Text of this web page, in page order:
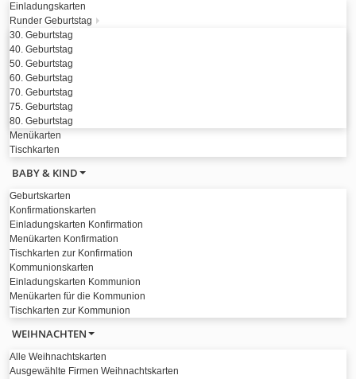
Einladungskarten
Runder Geburtstag
30. Geburtstag
40. Geburtstag
50. Geburtstag
60. Geburtstag
70. Geburtstag
75. Geburtstag
80. Geburtstag
Menükarten
Tischkarten
BABY & KIND
Geburtskarten
Konfirmationskarten
Einladungskarten Konfirmation
Menükarten Konfirmation
Tischkarten zur Konfirmation
Kommunionskarten
Einladungskarten Kommunion
Menükarten für die Kommunion
Tischkarten zur Kommunion
WEIHNACHTEN
Alle Weihnachtskarten
Ausgewählte Firmen Weihnachtskarten